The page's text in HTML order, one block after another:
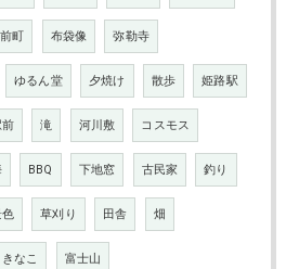
町 布袋像 弥勒寺
ゆるん堂 夕焼け 散歩 姫路駅
前 滝 河川敷 コスモス
BBQ 下地窓 古民家 釣り
草刈り 田舎 畑
きなこ 富士山